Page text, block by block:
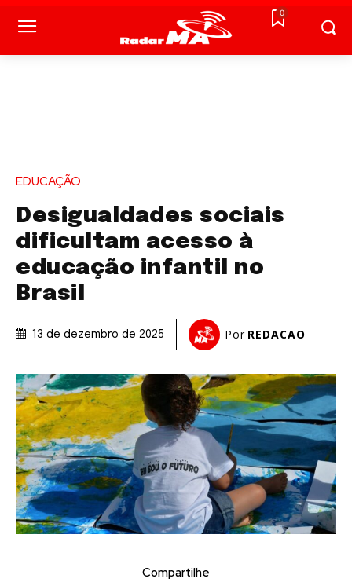
0
EDUCAÇÃO
Desigualdades sociais
dificultam acesso à
educação infantil no
Brasil
13 de dezembro de 2025 Por REDACAO
Compartilhe